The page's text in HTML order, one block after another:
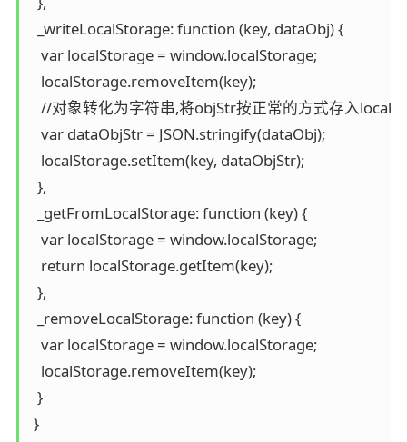
  _writeLocalStorage: function (key, dataObj) {
   var localStorage = window.localStorage;
   localStorage.removeItem(key);
//对象转化为字符串,将objStr按正常的方式存入
   var dataObjStr = JSON.stringify(dataObj);
   localStorage.setItem(key, dataObjStr);
  },
  _getFromLocalStorage: function (key) {
   var localStorage = window.localStorage;
   return localStorage.getItem(key);
  },
  _removeLocalStorage: function (key) {
   var localStorage = window.localStorage;
   localStorage.removeItem(key);
  }
}